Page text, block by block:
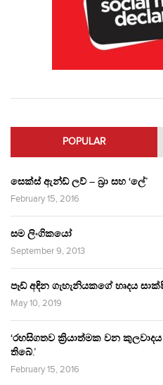
POPULAR
සෙක්ස් ඇන්ඩ් ලව් – බ්‍රා සහ ‘ලේ’
February 15, 2016
සම ලිංගිකයෝ
September 9, 2013
පෑඩ් අඳින ගැහැනියකගේ හෘදය
May 10, 2019
‘රහසිගතව ක්‍රියාත්මක වන
තිබේ.’
February 15, 2016